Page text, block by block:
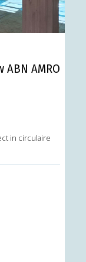
AMRO
in circulaire